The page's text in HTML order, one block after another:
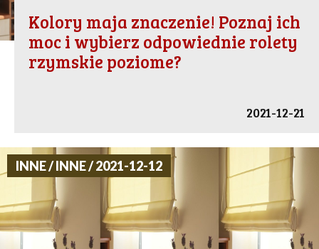
Kolory maja znaczenie! Poznaj ich
moc i wybierz odpowiednie rolety
rzymskie poziome?
2021-12-21
INNE / INNE / 2021-12-12